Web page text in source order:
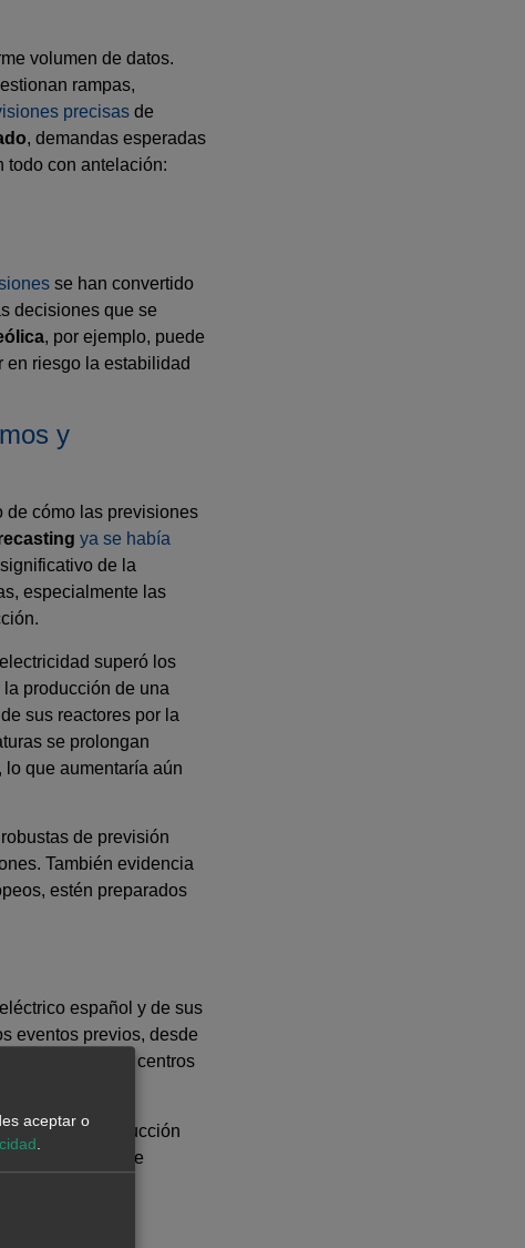
volumen de datos.
rampas,
precisasde
, demandas esperadas
todo con antelación:
se han convertido
decisiones que se
, por ejemplo, puede
en riesgo la estabilidad
y
de cómo las previsiones
ya se había
de la
especialmente las
superó los
producción de una
sus reactores por la
se prolongan
que aumentaría aún
de previsión
También evidencia
estén preparados
español y de sus
eventos previos, desde
pasaron por los centros
la producción
¿Los modelos de
aceptar o